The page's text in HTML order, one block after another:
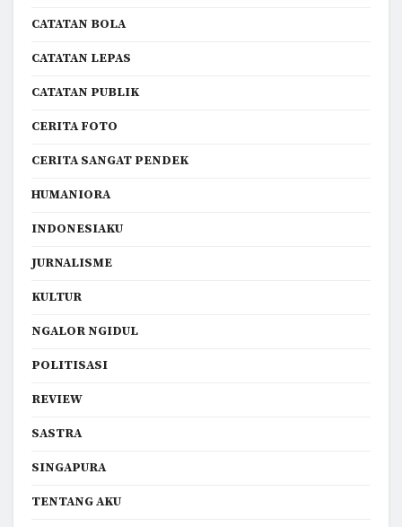
CATATAN BOLA
CATATAN LEPAS
CATATAN PUBLIK
CERITA FOTO
CERITA SANGAT PENDEK
HUMANIORA
INDONESIAKU
JURNALISME
KULTUR
NGALOR NGIDUL
POLITISASI
REVIEW
SASTRA
SINGAPURA
TENTANG AKU